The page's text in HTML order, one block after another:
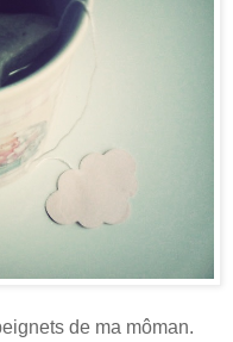
de ma môman.